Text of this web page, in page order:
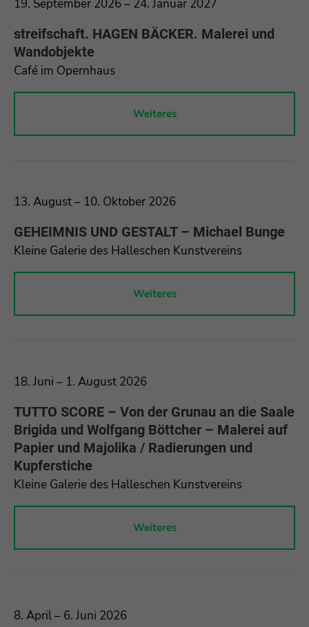
Drop us a line
info@yourdomain.com
About us
Lorem ipsum dolor sit amet, consectetuer
Donec quam felis, ultricies nec.
19. September 2026 – 24. Januar 2027
streifschaft. HAGEN BÄCKER. Malerei und
Wandobjekte
Café im Opernhaus
Weiteres
13. August – 10. Oktober 2026
GEHEIMNIS UND GESTALT – Michael Bunge
Kleine Galerie des Halleschen Kunstvereins
Weiteres
18. Juni – 1. August 2026
TUTTO SCORE – Von der Grunau an die Saale
Brigida und Wolfgang Böttcher – Malerei auf
Papier und Majolika / Radierungen und
Kupferstiche
Kleine Galerie des Halleschen Kunstvereins
Weiteres
8. April – 6. Juni 2026